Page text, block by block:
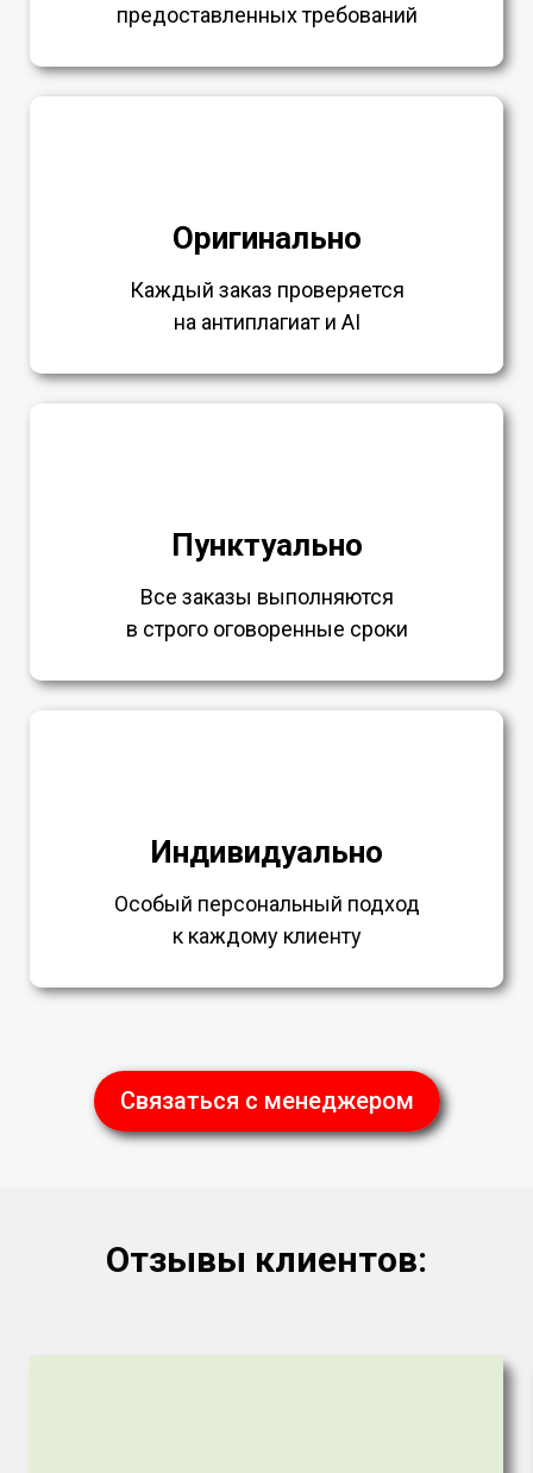
предоставленных требований
Оригинально
Каждый заказ проверяется
на антиплагиат и AI
Пунктуально
Все заказы выполняются
в строго оговоренные сроки
Индивидуально
Особый персональный подход
к каждому клиенту
Связаться с менеджером
Отзывы клиентов: